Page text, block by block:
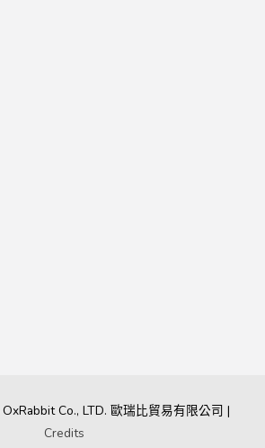
OxRabbit Co., LTD. 歐瑞比貿易有限公司 |
Credits